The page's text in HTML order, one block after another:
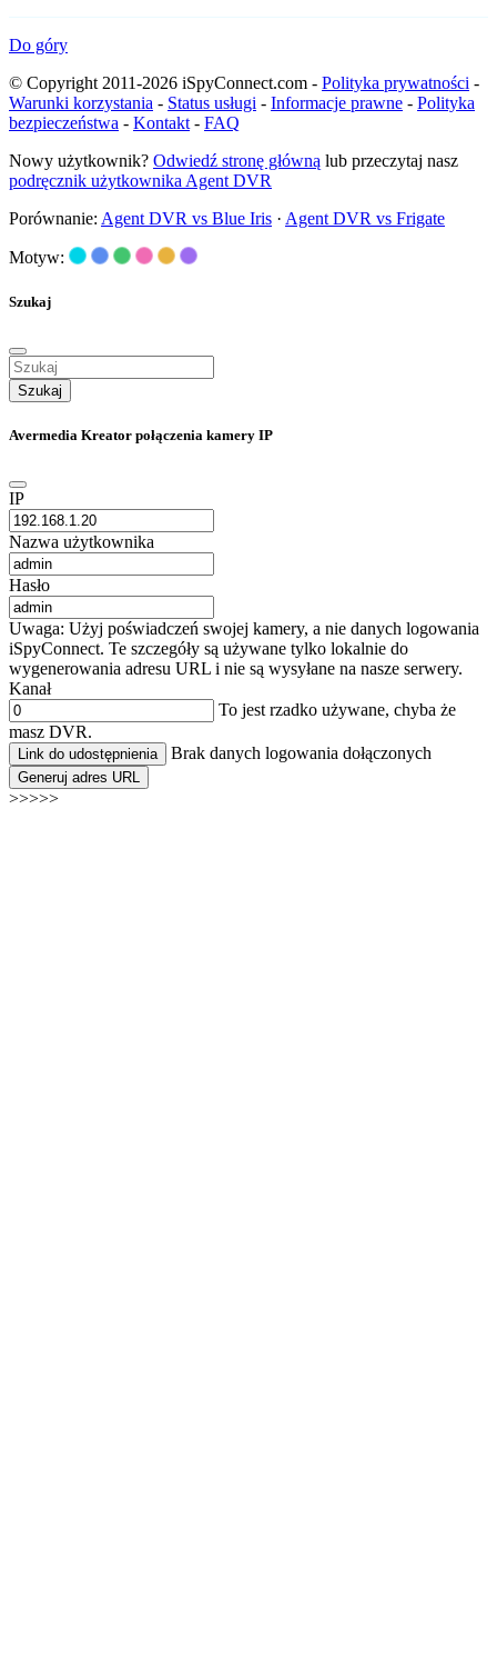
Do góry
© Copyright 2011-2026 iSpyConnect.com - Polityka prywatności -
Warunki korzystania - Status usługi - Informacje prawne - Polityka
bezpieczeństwa - Kontakt - FAQ
Nowy użytkownik? Odwiedź stronę główną lub przeczytaj nasz
podręcznik użytkownika Agent DVR
Porównanie: Agent DVR vs Blue Iris · Agent DVR vs Frigate
Motyw:
Szukaj
Szukaj
Avermedia Kreator połączenia kamery IP
IP
Nazwa użytkownika
Hasło
Uwaga: Użyj poświadczeń swojej kamery, a nie danych logowania
iSpyConnect. Te szczegóły są używane tylko lokalnie do
wygenerowania adresu URL i nie są wysyłane na nasze serwery.
Kanał
To jest rzadko używane, chyba że
masz DVR.
Link do udostępnienia Brak danych logowania dołączonych
Generuj adres URL
>>>>>